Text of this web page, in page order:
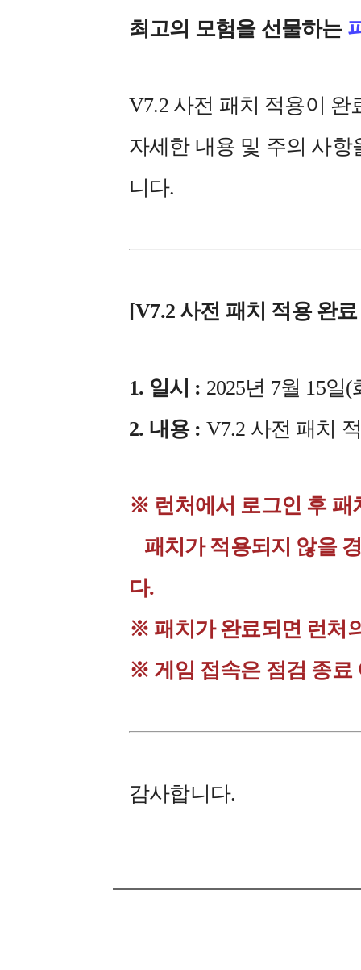
최고의 모험을 선물하는
V7.2 사전 패치 적용이 완
자세한 내용 및 주의 사
니다.
[V7.2 사전 패치 적용 완
1. 일시 : 2025년 7월 15일(
2. 내용 : V7.2 사전 패치
※ 런처에서 로그인 후 패
패치가 적용되지 않을
다.
※ 패치가 완료되면 런처
※ 게임 접속은 점검 종료
감사합니다.